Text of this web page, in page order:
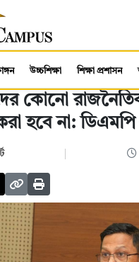
উচ্চশিক্ষা শিক্ষা প্রশাসন
কোনো
হবে না: